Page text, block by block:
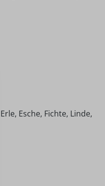
Esche, Fichte, Linde,